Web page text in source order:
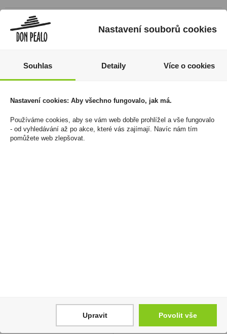
Platonico Elixír 0,7l 34%
449 Kč
Syrah rosé 0,75l Aromo
Nastavení souborů cookies
Souhlas Detaily Více o cookies
Nastavení cookies: Aby všechno fungovalo, jak má.
Používáme cookies, aby se vám web dobře prohlížel a vše fungovalo
- od vyhledávání až po akce, které vás zajímají. Navíc nám tím
pomůžete web zlepšovat.
Upravit Povolit vše